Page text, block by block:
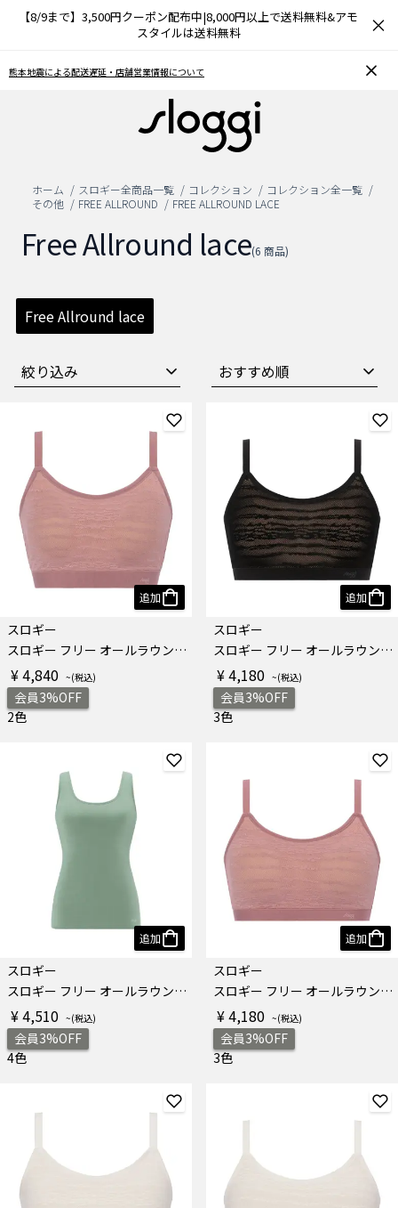
【8/9まで】3,500円クーポン配布中|8,000円以上で送料無料&アモ
スタイルは送料無料
×
お気に入り機能をご利用のお客様へ
ホーム スロギー全商品一覧 コレクション
コレクション全一覧
その他
FREE ALLROUND FREE ALLROUND LACE
Free Allround lace(6 商品)
絞り込み
Free Allround lace
追加
スロギー
スロギー フリー オールラウンド レース ノンワイヤーブラジャー ラージ
¥ 4,840
会員3%OFF
2色
追加
スロギー
スロギー フリー オールラウンド レース ノンワイヤーブラジャー
¥ 4,180
会員3%OFF
3色
追加
スロギー
スロギー フリー オールラウンド カップ付きトップ ラージ
¥ 4,510
会員3%OFF
4色
追加
スロギー
スロギー フリー オールラウンド レース ノンワイヤーブラジャー
¥ 4,180
会員3%OFF
3色